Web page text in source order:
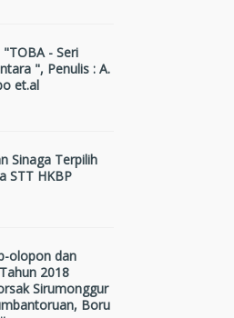
"TOBA - Seri
", Penulis : A.
et.al
Sinaga Terpilih
STT HKBP
olopon dan
2018
Sirumonggur
Boru